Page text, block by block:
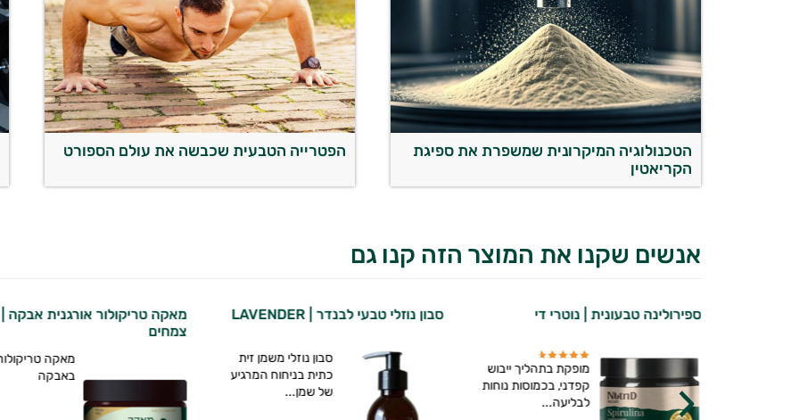
הטכנולוגיה המיקרונית שמשפרת את ספיגת
הקריאטין
הפטרייה הטבעית שכבשה את עולם הספורט
אנשים שקנו את המוצר הזה קנו גם
ספירולינה טבעונית | נוטרי די
מופקת בתהליך ייבוש
קפדני, בכמוסות נוחות
לבליעה...
סבון נוזלי טבעי לבנדר | LAVENDER
סבון נוזלי משמן זית
כתית בניחוח המרגיע
של שמן...
מאקה טריקולור אורגנית אבקה
צמחים
מאקה
באבקה